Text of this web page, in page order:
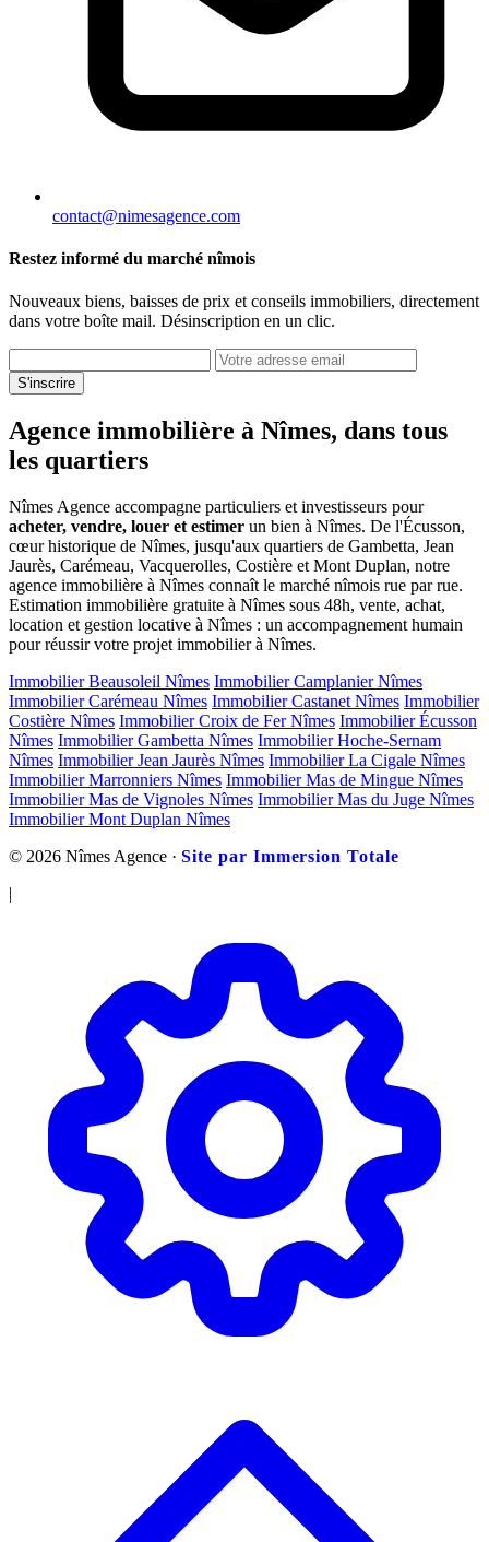
contact@nimesagence.com
Restez informé du marché nîmois
Nouveaux biens, baisses de prix et conseils immobiliers, directement
dans votre boîte mail. Désinscription en un clic.
S'inscrire
Agence immobilière à Nîmes, dans tous
les quartiers
Nîmes Agence accompagne particuliers et investisseurs pour
acheter, vendre, louer et estimer un bien à Nîmes. De l'Écusson,
cœur historique de Nîmes, jusqu'aux quartiers de Gambetta, Jean
Jaurès, Carémeau, Vacquerolles, Costière et Mont Duplan, notre
agence immobilière à Nîmes connaît le marché nîmois rue par rue.
Estimation immobilière gratuite à Nîmes sous 48h, vente, achat,
location et gestion locative à Nîmes : un accompagnement humain
pour réussir votre projet immobilier à Nîmes.
Immobilier Beausoleil Nîmes Immobilier Camplanier Nîmes
Immobilier Carémeau Nîmes Immobilier Castanet Nîmes Immobilier
Costière Nîmes Immobilier Croix de Fer Nîmes Immobilier Écusson
Nîmes Immobilier Gambetta Nîmes Immobilier Hoche-Sernam
Nîmes Immobilier Jean Jaurès Nîmes Immobilier La Cigale Nîmes
Immobilier Marronniers Nîmes Immobilier Mas de Mingue Nîmes
Immobilier Mas de Vignoles Nîmes Immobilier Mas du Juge Nîmes
Immobilier Mont Duplan Nîmes
© 2026 Nîmes Agence · Site par Immersion Totale
|